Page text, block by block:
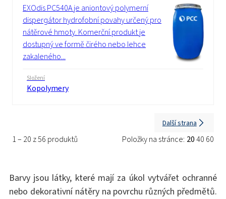
EXOdis PC540A je aniontový polymerní
dispergátor hydrofobní povahy určený pro
nátěrové hmoty. Komerční produkt je
dostupný ve formě čirého nebo lehce
zakaleného...
Složení
Kopolymery
1 – 20 z 56 produktů Položky na stránce: 2040 60
Další strana
Barvy jsou látky, které mají za úkol vytvářet ochranné
nebo dekorativní nátěry na povrchu různých předmětů.